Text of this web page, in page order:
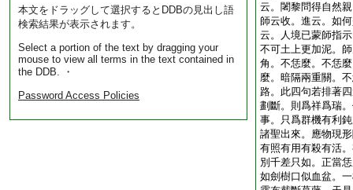
本文をドラッグして選択するとDDBの見出し語
検索結果が表示されます。
Select a portion of the text by dragging your
mouse to view all terms in the text contained in
the DDB. ・
Password Access Policies
云。闍黎問得自然
師云收。進云。如
云。人境已蒙師指
不可土上更加泥。
角。不恁麼。不恁
麼。暗隔兩重關。
路。此四句若排著
劃斷。則爲祥爲瑞
事。只爲群機有利
諸聖出來。應物現
有照有用有殺有活
別千差只如。正當
如劍樹口似血盆。